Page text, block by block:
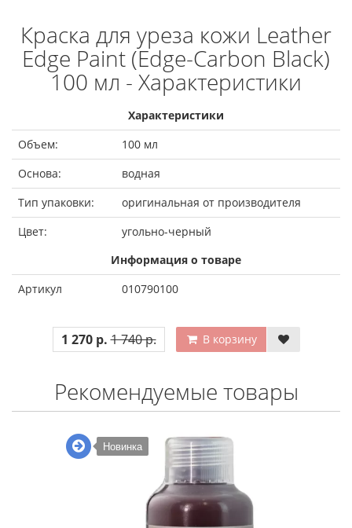
Краска для уреза кожи Leather
Edge Paint (Edge-Carbon Black)
100 мл - Характеристики
Характеристики
Объем:
100 мл
Основа:
водная
Тип упаковки:
оригинальная от производителя
Цвет:
угольно-черный
Информация о товаре
Артикул
010790100
1 270 р. 1 740 р. В корзину
Рекомендуемые товары
Новинка